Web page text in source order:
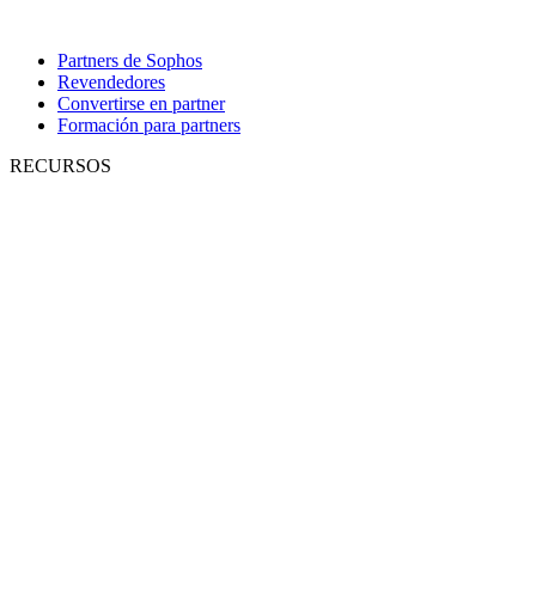
Partners de Sophos
Revendedores
Convertirse en partner
Formación para partners
RECURSOS